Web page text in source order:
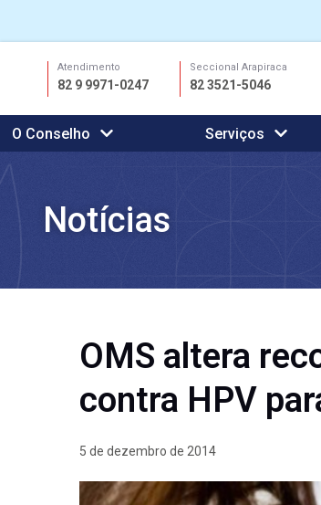
conteúdo
Atendimento
82 9 9971-0247
Seccional Arapiraca
82 3521-5046
O Conselho Serviços
Notícias
OMS altera
contra HPV
5 de dezembro de 2014